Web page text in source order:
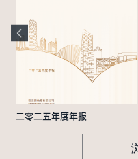
二零二五年度年报